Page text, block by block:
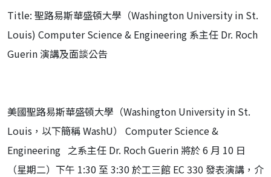
Title: 聖路易斯華盛頓大學（Washington University in St.
Louis) Computer Science & Engineering 系主任 Dr. Roch
Guerin 演講及面談公告
美國聖路易斯華盛頓大學（Washington University in St.
Louis，以下簡稱 WashU） Computer Science &
Engineering 之系主任 Dr. Roch Guerin 將於 6 月 10 日
（星期二）下午 1:30 至 3:30 於工三館 EC 330 發表演講，介